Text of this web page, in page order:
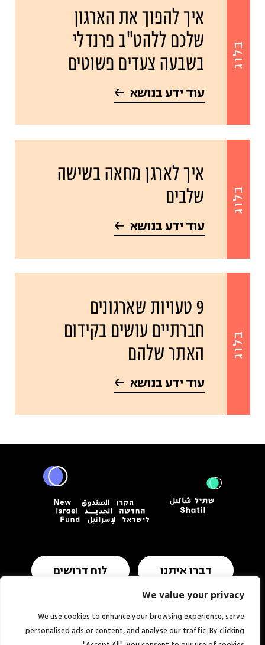
We value your privacy
We use cookies to enhance your browsing experience, serve
personalised ads or content, and analyse our traffic. By clicking
בלוג
איך להפוך את הארגון
שלכם ללהט"ב פרנדלי
בשבעה צעדים פשוטים
עוד ידע בנושא
בלוג
איך לארגן מחאה בשישה
שלבים
עוד ידע בנושא
בלוג
9 טעויות שארגונים
חברתיים עושים בקידום
האתר שלהם
עוד ידע בנושא
דברו איתנו לוח דרושים
תנאי שימוש ומדיניות פרטיות הצהרת נגישות